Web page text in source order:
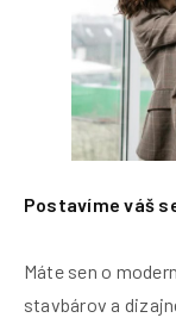
Postavíme váš
Máte sen o
stavbárov a